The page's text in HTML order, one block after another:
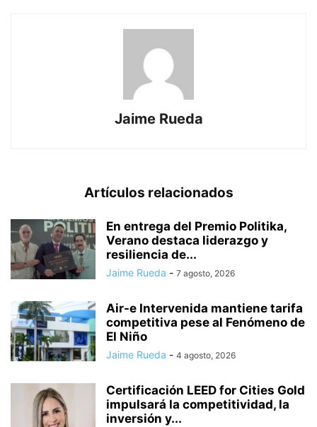
Jaime Rueda
Artículos relacionados
En entrega del Premio Politika,
Verano destaca liderazgo y
resiliencia de...
Jaime Rueda - 7 agosto, 2026
Air-e Intervenida mantiene tarifa
competitiva pese al Fenómeno de
El Niño
Jaime Rueda - 4 agosto, 2026
Certificación LEED for Cities Gold
impulsará la competitividad, la
inversión y...